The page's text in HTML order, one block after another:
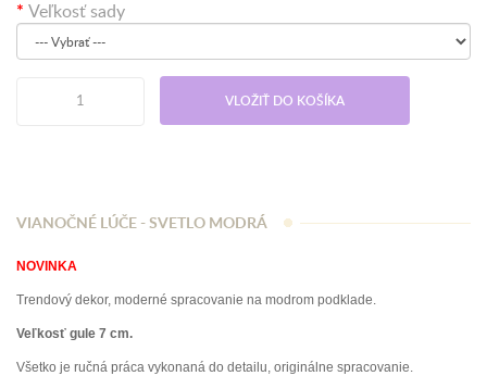
Veľkosť sady
VLOŽIŤ DO KOŠÍKA
VIANOČNÉ LÚČE - SVETLO MODRÁ
NOVINKA
Trendový dekor, moderné spracovanie na modrom podklade.
Veľkosť gule 7 cm.
Všetko je ručná práca vykonaná do detailu, originálne spracovanie.